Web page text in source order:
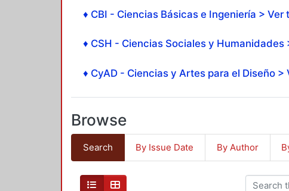
♦ CBI - Ciencias Básicas e Ingeniería > Ver
♦ CSH - Ciencias Sociales y Humanidades
♦ CyAD - Ciencias y Artes para el Diseño >
Browse
Search By Issue Date By Author